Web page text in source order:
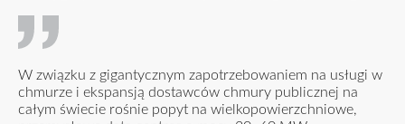
W związku z gigantycznym zapotrzebowaniem na usługi w
chmurze i ekspansją dostawców chmury publicznej na
całym świecie rośnie popyt na wielkopowierzchniowe,